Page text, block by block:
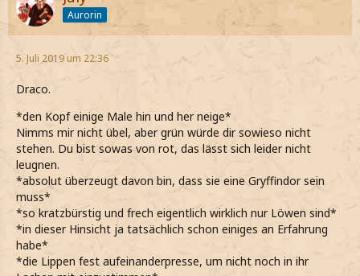
Aurorin
5. Juli 2019 um 22:36
Draco.
*den Kopf einige Male hin und her neige*
Nimms mir nicht übel, aber grün würde dir sowieso nicht
stehen. Du bist sowas von rot, das lässt sich leider nicht
leugnen.
*absolut überzeugt davon bin, dass sie eine Gryffindor sein
muss*
*so kratzbürstig und frech eigentlich wirklich nur Löwen sind*
*in dieser Hinsicht ja tatsächlich schon einiges an Erfahrung
habe*
*die Lippen fest aufeinanderpresse, um nicht noch in ihr